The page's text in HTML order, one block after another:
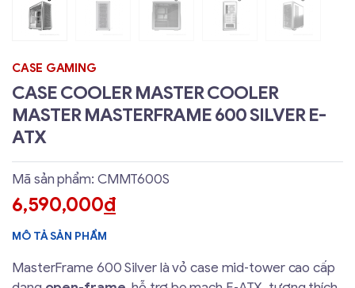
CASE GAMING
CASE COOLER MASTER COOLER
MASTER MASTERFRAME 600 SILVER E-
ATX
Mã sản phẩm: CMMT600S
6,590,000đ
MÔ TẢ SẢN PHẨM
MasterFrame 600 Silver là vỏ case mid‑tower cao cấp